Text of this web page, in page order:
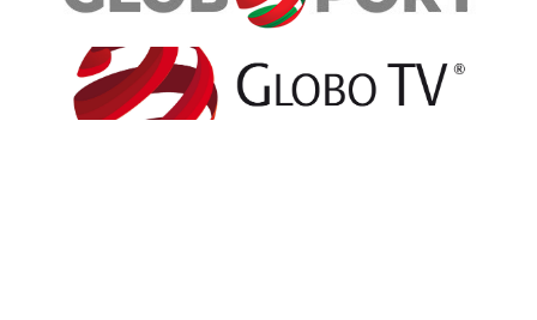
AFRIKA